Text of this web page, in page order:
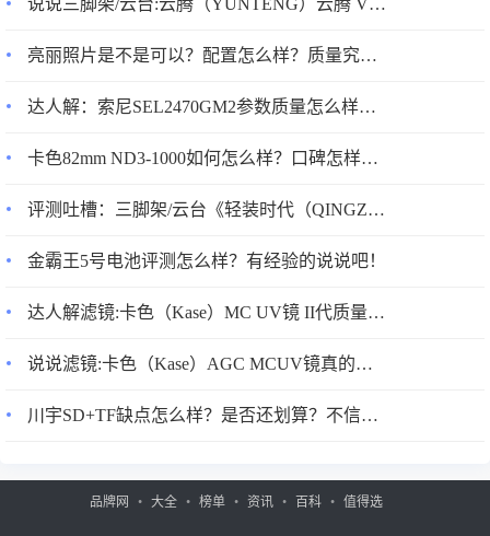
亮丽照片是不是可以？配置怎么样？质量究竟如何呢？
达人解：索尼SEL2470GM2参数质量怎么样？划算不划算？说说三周经验分享
卡色82mm ND3-1000如何怎么样？口碑怎样？入手超值的吗？
评测吐槽：三脚架/云台《轻装时代（QINGZHUANGSHIDAI）Q222》评测配置怎么样？优缺点如何？
金霸王5号电池评测怎么样？有经验的说说吧！
达人解滤镜:卡色（Kase）MC UV镜 II代质量怎么样？
说说滤镜:卡色（Kase）AGC MCUV镜真的好吗?配置怎么样？
川宇SD+TF缺点怎么样？是否还划算？不信你看下吧！
品牌网 大全 榜单 资讯 百科 值得选